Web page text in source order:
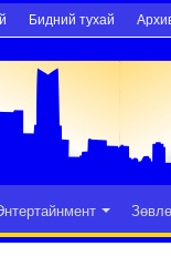
Бидний тухай